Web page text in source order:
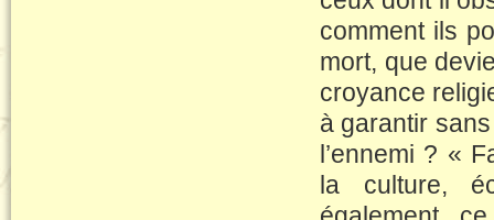
comment ils
mort, que
croyance
à garantir
l’ennemi ? «
la culture,